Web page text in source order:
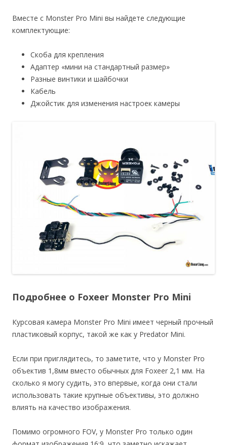
Вместе с Monster Pro Mini вы найдете следующие
комплектующие:
Скоба для крепления
Адаптер «мини на стандартный размер»
Разные винтики и шайбочки
Кабель
Джойстик для изменения настроек камеры
Подробнее о Foxeer Monster Pro Mini
Курсовая камера Monster Pro Mini имеет черный прочный
пластиковый корпус, такой же как у Predator Mini.
Если при приглядитесь, то заметите, что у Monster Pro
объектив 1,8мм вместо обычных для Foxeer 2,1 мм. На
сколько я могу судить, это впервые, когда они стали
использовать такие крупные объективы, это должно
влиять на качество изображения.
Помимо огромного FOV, у Monster Pro только один